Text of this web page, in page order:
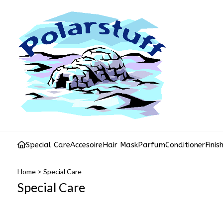
Special CareAccesoireHair MaskParfumConditioner
Home > Special Care
Special Care